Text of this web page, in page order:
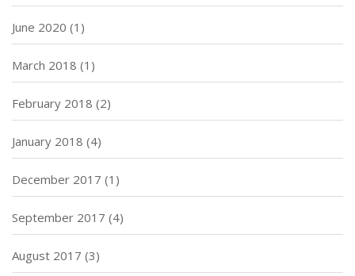
June 2020 (1)
March 2018 (1)
February 2018 (2)
January 2018 (4)
December 2017 (1)
September 2017 (4)
August 2017 (3)